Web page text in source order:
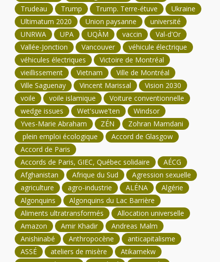
Trudeau
Trump Trump. Terre-étuve
Ukraine
Ultimatum 2020
Union paysanne
université
UNRWA
UPA UQÀM vaccin
Val-d'Or
Vallée-Jonction
Vancouver
véhicule électrique
véhicules électriques
Victoire de Montréal
vieillissement
Vietnam
Ville de Montréal
Ville Saguenay
Vincent Marissal
Vision 2030
voile
voile islamique
Voiture conventionnelle
wedge issues
Wet'suwe'ten
Windsor
Yves-Marie Abraham
ZÉN
Zohran Mamdani
plein emploi écologique
Accord de Glasgow
Accord de Paris
Accords de Paris, GIEC, Québec solidaire
AÉCG
Afghanistan
Afrique du Sud
Agression sexuelle
agriculture
agro-industrie ALÉNA
Algérie
Algonquins
Algonquins du Lac Barrière
Aliments ultratransformés
Allocation universelle
Amazon
Amir Khadir
Andreas Malm
Anishinabé
Anthropocène
anticapitalisme
ASSÉ
ateliers de misère
Atikamekw